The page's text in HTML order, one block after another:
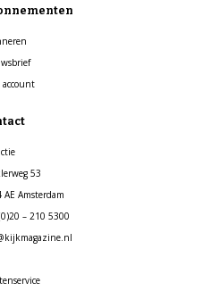
53
AE Amsterdam
– 210 5300